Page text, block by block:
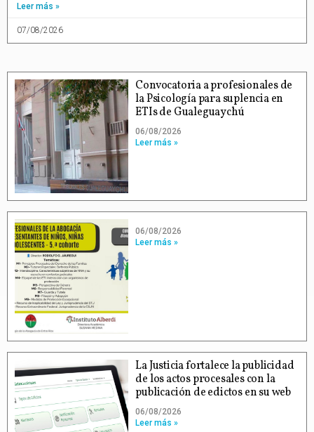
Leer más »
07/08/2026
Convocatoria a profesionales de
la Psicología para suplencia en
ETIs de Gualeguaychú
06/08/2026
Leer más »
06/08/2026
Leer más »
La Justicia fortalece la publicidad
de los actos procesales con la
publicación de edictos en su web
06/08/2026
Leer más »